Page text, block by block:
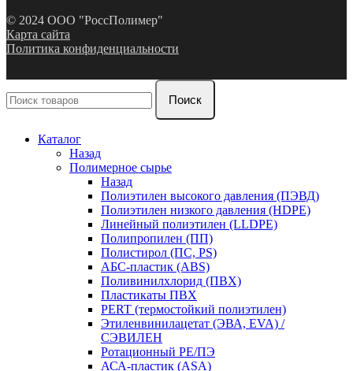
© 2024 ООО "РоссПолимер"
Карта сайта
Политика конфиденциальности
Поиск
Каталог
Назад
Полимерное сырье
Назад
Полиэтилен высокого давления (ПЭВД)
Полиэтилен низкого давления (HDPE)
Линейный полиэтилен (LLDPE)
Полипропилен (ПП)
Полистирол (ПС, PS)
АБС-пластик (ABS)
Поливинилхлорид (ПВХ)
Пластикаты ПВХ
PERT (термостойкий полиэтилен)
Этиленвинилацетат (ЭВА, EVA) /
СЭВИЛЕН
Ротационный PE/ПЭ
АСА-пластик (ASA)